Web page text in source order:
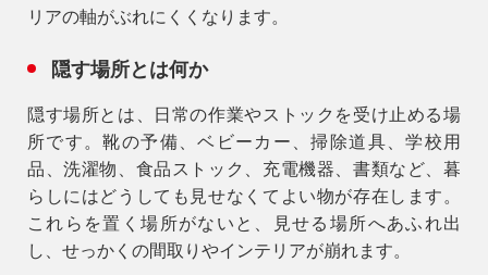
リアの軸がぶれにくくなります。
隠す場所とは何か
隠す場所とは、日常の作業やストックを受け止める場
所です。靴の予備、ベビーカー、掃除道具、学校用
品、洗濯物、食品ストック、充電機器、書類など、暮
らしにはどうしても見せなくてよい物が存在します。
これらを置く場所がないと、見せる場所へあふれ出
し、せっかくの間取りやインテリアが崩れます。